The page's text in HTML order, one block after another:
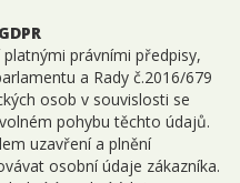
právními předpisy,
a Rady č.2016/679
osob v souvislosti se
pohybu těchto údajů.
uzavření a plnění
osobní údaje zákazníka.